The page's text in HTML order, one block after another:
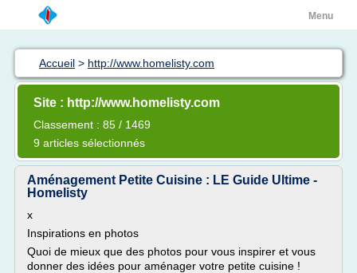
Menu
Accueil > http://www.homelisty.com
Site : http://www.homelisty.com
Classement : 85 / 1469
9 articles sélectionnés
Aménagement Petite Cuisine : LE Guide Ultime -
Homelisty
x
Inspirations en photos
Quoi de mieux que des photos pour vous inspirer et vous
donner des idées pour aménager votre petite cuisine !